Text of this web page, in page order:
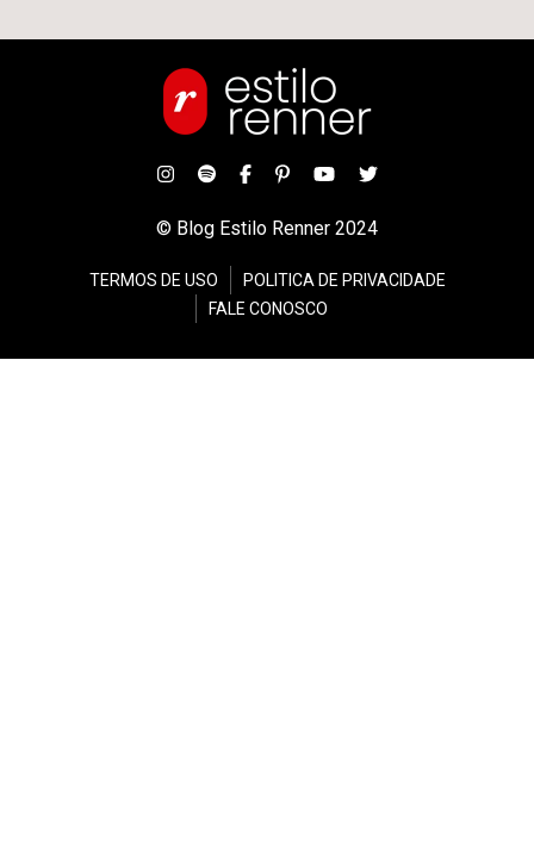
© Blog Estilo Renner 2024
TERMOS DE USO
POLITICA DE PRIVACIDADE
FALE CONOSCO